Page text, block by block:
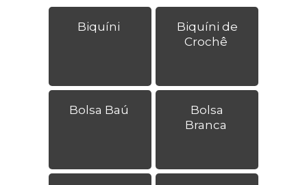
Biquíni
Biquíni de
Crochê
Bolsa Baú
Bolsa
Branca